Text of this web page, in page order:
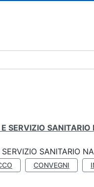
SERVIZIO SANITARIO
SANITARIO
CONVEGNI